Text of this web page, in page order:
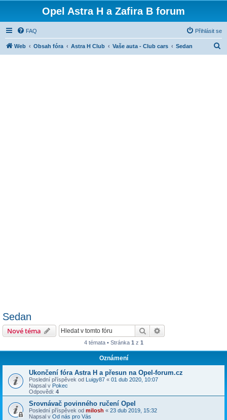
Opel Astra H a Zafira B forum
FAQ Přihlásit se
Web Obsah fóra Astra H Club Vaše auta - Club cars Sedan
Sedan
Nové téma Hledat
4 témata • Stránka 1 z 1
Oznámení
Ukončení fóra Astra H a přesun na Opel-forum.cz
Poslední příspěvek od Luigy87 « 01 dub 2020, 10:07
Napsal v Pokec
Odpovědi: 4
Srovnávač povinného ručení Opel
Poslední příspěvek od milosh « 23 dub 2019, 15:32
Napsal v Od nás pro Vás